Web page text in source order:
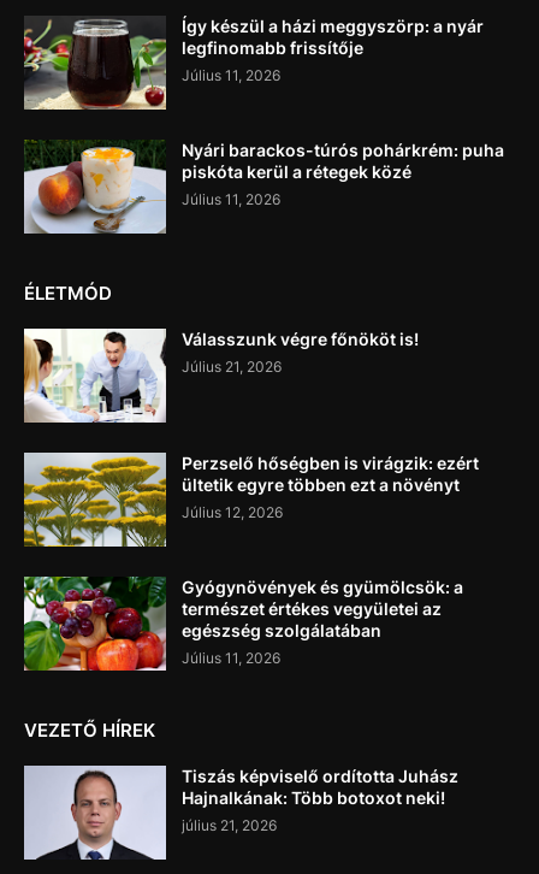
Így készül a házi meggyszörp: a nyár
legfinomabb frissítője
Július 11, 2026
Nyári barackos-túrós pohárkrém: puha
piskóta kerül a rétegek közé
Július 11, 2026
ÉLETMÓD
Válasszunk végre főnököt is!
Július 21, 2026
Perzselő hőségben is virágzik: ezért
ültetik egyre többen ezt a növényt
Július 12, 2026
Gyógynövények és gyümölcsök: a
természet értékes vegyületei az
egészség szolgálatában
Július 11, 2026
VEZETŐ HÍREK
Tiszás képviselő ordította Juhász
Hajnalkának: Több botoxot neki!
július 21, 2026